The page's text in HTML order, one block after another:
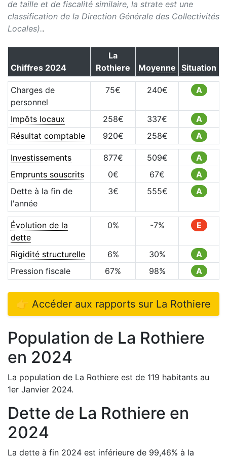
de taille et de fiscalité similaire, la strate est une
classification de la Direction Générale des Collectivités
Locales)..
Chiffres 2024
La
Rothiere
Moyenne Situation
Charges de
personnel
75€ 240€ A
Impôts locaux 258€ 337€
A
Résultat comptable
920€ 258€ A
Investissements 877€ 509€
A
Emprunts souscrits
0€ 67€
A
Dette à la fin de
l'année
3€ 555€ A
Évolution de la
dette
0% -7% E
Rigidité structurelle 6% 30%
A
Pression fiscale
67% 98% A
👉 Accéder aux rapports sur La Rothiere
Population de La Rothiere
en 2024
La population de La Rothiere est de 119 habitants au
1er Janvier 2024.
Dette de La Rothiere en
2024
La dette à fin 2024 est inférieure de 99,46% à la